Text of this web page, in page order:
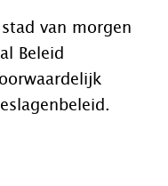
van morgen
Beleid